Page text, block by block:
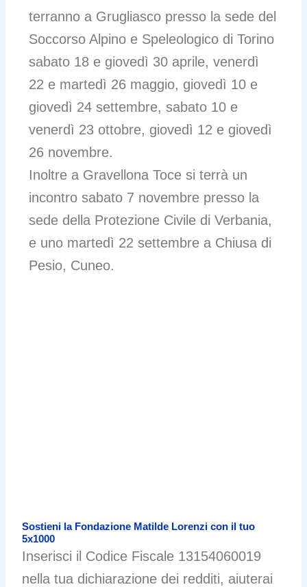
terranno a Grugliasco presso la sede del
Soccorso Alpino e Speleologico di Torino
sabato 18 e giovedì 30 aprile, venerdì
22 e martedì 26 maggio, giovedì 10 e
giovedì 24 settembre, sabato 10 e
venerdì 23 ottobre, giovedì 12 e giovedì
26 novembre.
Inoltre a Gravellona Toce si terrà un
incontro sabato 7 novembre presso la
sede della Protezione Civile di Verbania,
e uno martedì 22 settembre a Chiusa di
Pesio, Cuneo.
Sostieni la Fondazione Matilde Lorenzi con il tuo
5x1000
Inserisci il Codice Fiscale 13154060019
nella tua dichiarazione dei redditi, aiuterai